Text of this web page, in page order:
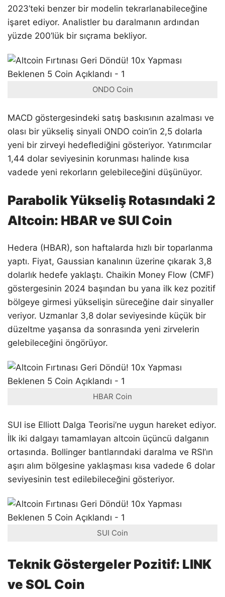
2023’teki benzer bir modelin tekrarlanabileceğine
işaret ediyor. Analistler bu daralmanın ardından
yüzde 200’lük bir sıçrama bekliyor.
ONDO Coin
MACD göstergesindeki satış baskısının azalması ve
olası bir yükseliş sinyali ONDO coin’in 2,5 dolarla
yeni bir zirveyi hedeflediğini gösteriyor. Yatırımcılar
1,44 dolar seviyesinin korunması halinde kısa
vadede yeni rekorların gelebileceğini düşünüyor.
Parabolik Yükseliş Rotasındaki 2
Altcoin: HBAR ve SUI Coin
Hedera (HBAR), son haftalarda hızlı bir toparlanma
yaptı. Fiyat, Gaussian kanalının üzerine çıkarak 3,8
dolarlık hedefe yaklaştı. Chaikin Money Flow (CMF)
göstergesinin 2024 başından bu yana ilk kez pozitif
bölgeye girmesi yükselişin süreceğine dair sinyaller
veriyor. Uzmanlar 3,8 dolar seviyesinde küçük bir
düzeltme yaşansa da sonrasında yeni zirvelerin
gelebileceğini öngörüyor.
HBAR Coin
SUI ise Elliott Dalga Teorisi’ne uygun hareket ediyor.
İlk iki dalgayı tamamlayan altcoin üçüncü dalganın
ortasında. Bollinger bantlarındaki daralma ve RSI’ın
aşırı alım bölgesine yaklaşması kısa vadede 6 dolar
seviyesinin test edilebileceğini gösteriyor.
SUI Coin
Teknik Göstergeler Pozitif: LINK
ve SOL Coin